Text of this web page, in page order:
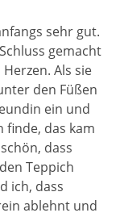
sehr gut.
gemacht
Als sie
den Füßen
ein und
finde, das kam
dass
Teppich
ich, dass
ablehnt und